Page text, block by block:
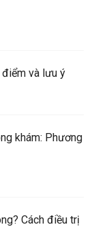
và lưu ý
khám: Phương
Cách điều trị